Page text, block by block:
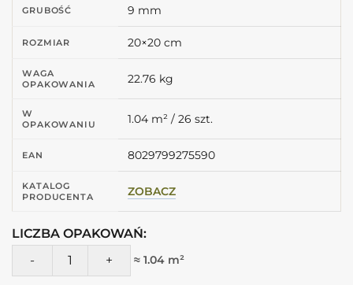
GRUBOŚĆ 9 mm
ROZMIAR 20×20 cm
WAGA
OPAKOWANIA
22.76 kg
W
OPAKOWANIU
1.04 m² / 26 szt.
EAN 8029799275590
KATALOG
PRODUCENTA
ZOBACZ
LICZBA OPAKOWAŃ:
ilość Marca Corona Terracreta RILIEVO ARGILLA 20X20 J075
≈ 1.04 m²